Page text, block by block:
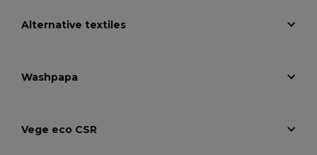
Alternative textiles
Washpapa
Vege eco CSR